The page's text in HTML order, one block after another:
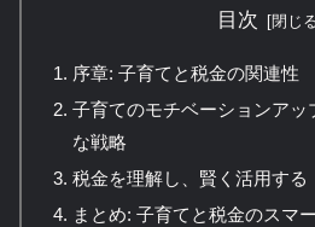
目次
序章: 子育てと税金の関連性
子育てのモチベーションアッ
な戦略
税金を理解し、賢く活用する
まとめ: 子育てと税金のスマ